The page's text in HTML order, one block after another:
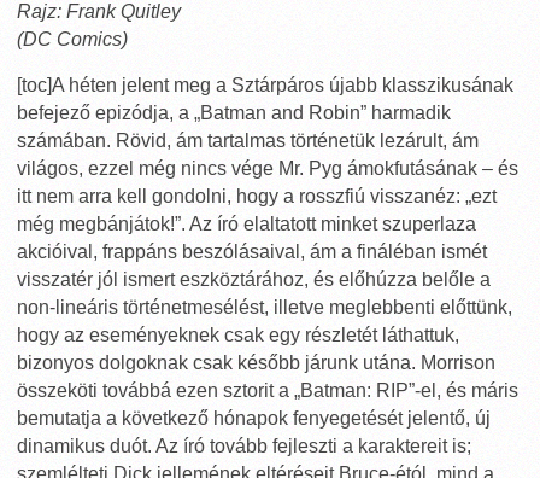
Rajz: Frank Quitley
(DC Comics)
[toc]A héten jelent meg a Sztárpáros újabb klasszikusának
befejező epizódja, a „Batman and Robin” harmadik
számában. Rövid, ám tartalmas történetük lezárult, ám
világos, ezzel még nincs vége Mr. Pyg ámokfutásának – és
itt nem arra kell gondolni, hogy a rosszfiú visszanéz: „ezt
még megbánjátok!”. Az író elaltatott minket szuperlaza
akcióival, frappáns beszólásaival, ám a fináléban ismét
visszatér jól ismert eszköztárához, és előhúzza belőle a
non-lineáris történetmesélést, illetve meglebbenti előttünk,
hogy az eseményeknek csak egy részletét láthattuk,
bizonyos dolgoknak csak később járunk utána. Morrison
összeköti továbbá ezen sztorit a „Batman: RIP”-el, és máris
bemutatja a következő hónapok fenyegetését jelentő, új
dinamikus duót. Az író tovább fejleszti a karaktereit is;
szemlélteti Dick jellemének eltéréseit Bruce-étól, mind a